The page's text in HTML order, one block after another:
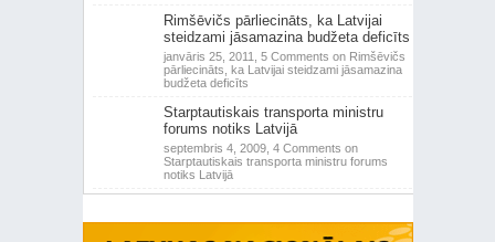
Rimšēvičs pārliecināts, ka Latvijai
steidzami jāsamazina budžeta deficīts
janvāris 25, 2011, 5 Comments on Rimšēvičs
pārliecināts, ka Latvijai steidzami jāsamazina
budžeta deficīts
Starptautiskais transporta ministru
forums notiks Latvijā
septembris 4, 2009, 4 Comments on
Starptautiskais transporta ministru forums
notiks Latvijā